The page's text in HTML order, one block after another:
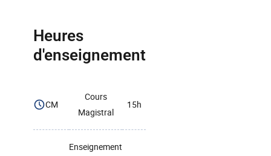
Heures
d'enseignement
CM
Cours
Magistral
15h
Enseignement